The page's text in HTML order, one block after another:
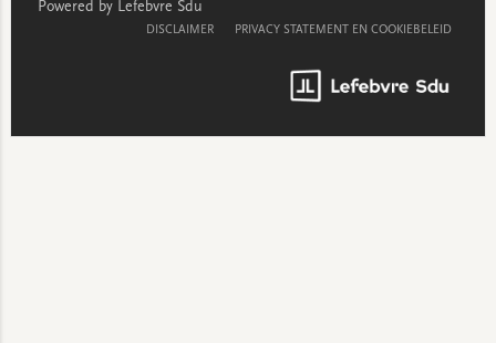
Powered by Lefebvre Sdu
DISCLAIMER PRIVACY STATEMENT EN COOKIEBELEID